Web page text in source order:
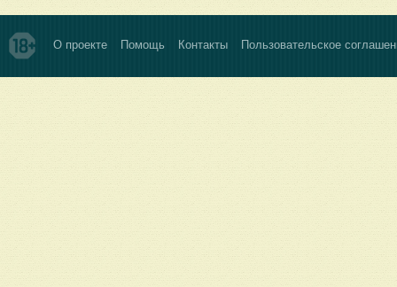
О проекте Помощь Контакты Пользовательское